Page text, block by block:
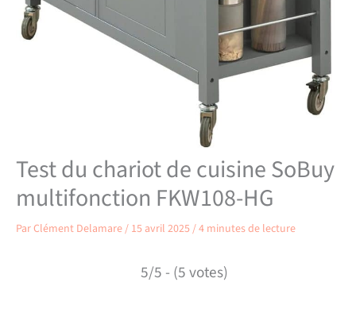
Test du chariot de cuisine SoBuy
multifonction FKW108-HG
ParClément Delamare/ 15 avril 2025/4 minutes de lecture
5/5 - (5 votes)